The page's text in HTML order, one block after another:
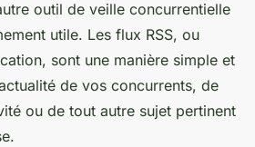
outil de veille concurrentielle
utile. Les flux RSS, ou
sont une manière simple et
de vos concurrents, de
ou de tout autre sujet pertinent